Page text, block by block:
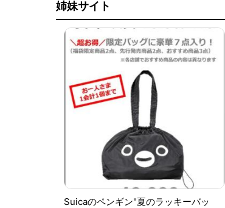
姉妹サイト
Suicaのペンギン"夏のラッキーバッ